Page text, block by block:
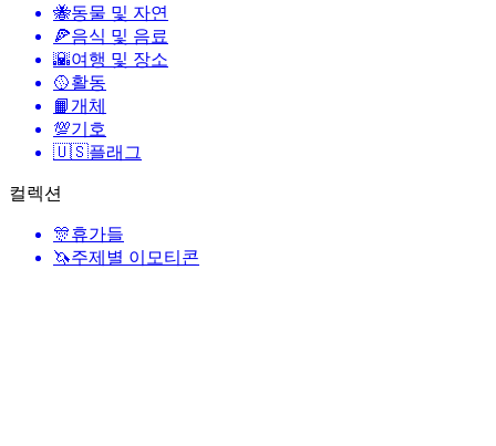
🐝동물 및 자연
🍕음식 및 음료
🌇여행 및 장소
🥎활동
📙개체
💯기호
🇺🇸플래그
컬렉션
🎊휴가들
🦄주제별 이모티콘